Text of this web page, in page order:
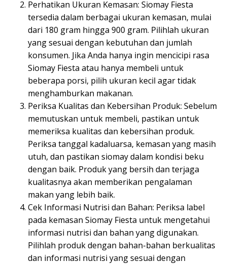
Perhatikan Ukuran Kemasan: Siomay Fiesta
tersedia dalam berbagai ukuran kemasan, mulai
dari 180 gram hingga 900 gram. Pilihlah ukuran
yang sesuai dengan kebutuhan dan jumlah
konsumen. Jika Anda hanya ingin mencicipi rasa
Siomay Fiesta atau hanya membeli untuk
beberapa porsi, pilih ukuran kecil agar tidak
menghamburkan makanan.
Periksa Kualitas dan Kebersihan Produk: Sebelum
memutuskan untuk membeli, pastikan untuk
memeriksa kualitas dan kebersihan produk.
Periksa tanggal kadaluarsa, kemasan yang masih
utuh, dan pastikan siomay dalam kondisi beku
dengan baik. Produk yang bersih dan terjaga
kualitasnya akan memberikan pengalaman
makan yang lebih baik.
Cek Informasi Nutrisi dan Bahan: Periksa label
pada kemasan Siomay Fiesta untuk mengetahui
informasi nutrisi dan bahan yang digunakan.
Pilihlah produk dengan bahan-bahan berkualitas
dan informasi nutrisi yang sesuai dengan